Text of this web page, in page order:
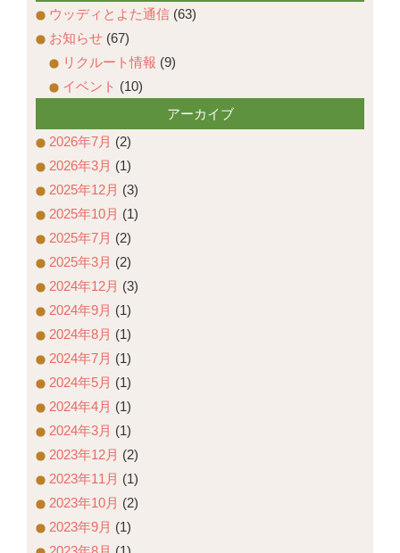
ウッディとよた通信 (63)
お知らせ (67)
リクルート情報 (9)
イベント (10)
アーカイブ
2026年7月 (2)
2026年3月 (1)
2025年12月 (3)
2025年10月 (1)
2025年7月 (2)
2025年3月 (2)
2024年12月 (3)
2024年9月 (1)
2024年8月 (1)
2024年7月 (1)
2024年5月 (1)
2024年4月 (1)
2024年3月 (1)
2023年12月 (2)
2023年11月 (1)
2023年10月 (2)
2023年9月 (1)